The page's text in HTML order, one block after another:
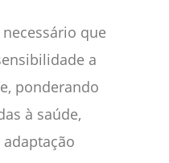
que
a
ponderando
à saúde,